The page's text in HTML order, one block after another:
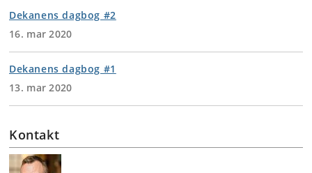
Dekanens dagbog #2
16. mar 2020
Dekanens dagbog #1
13. mar 2020
Kontakt